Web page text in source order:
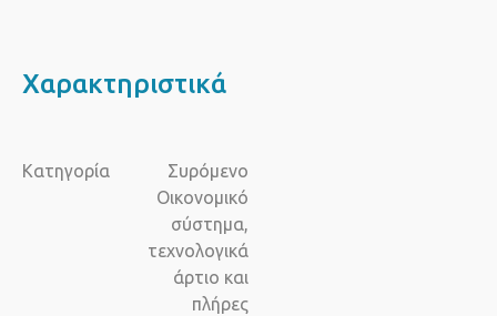
Χαρακτηριστικά
Κατηγορία
Συρόμενo
Οικονομικό
σύστημα,
τεχνολογικά
άρτιο και
πλήρες